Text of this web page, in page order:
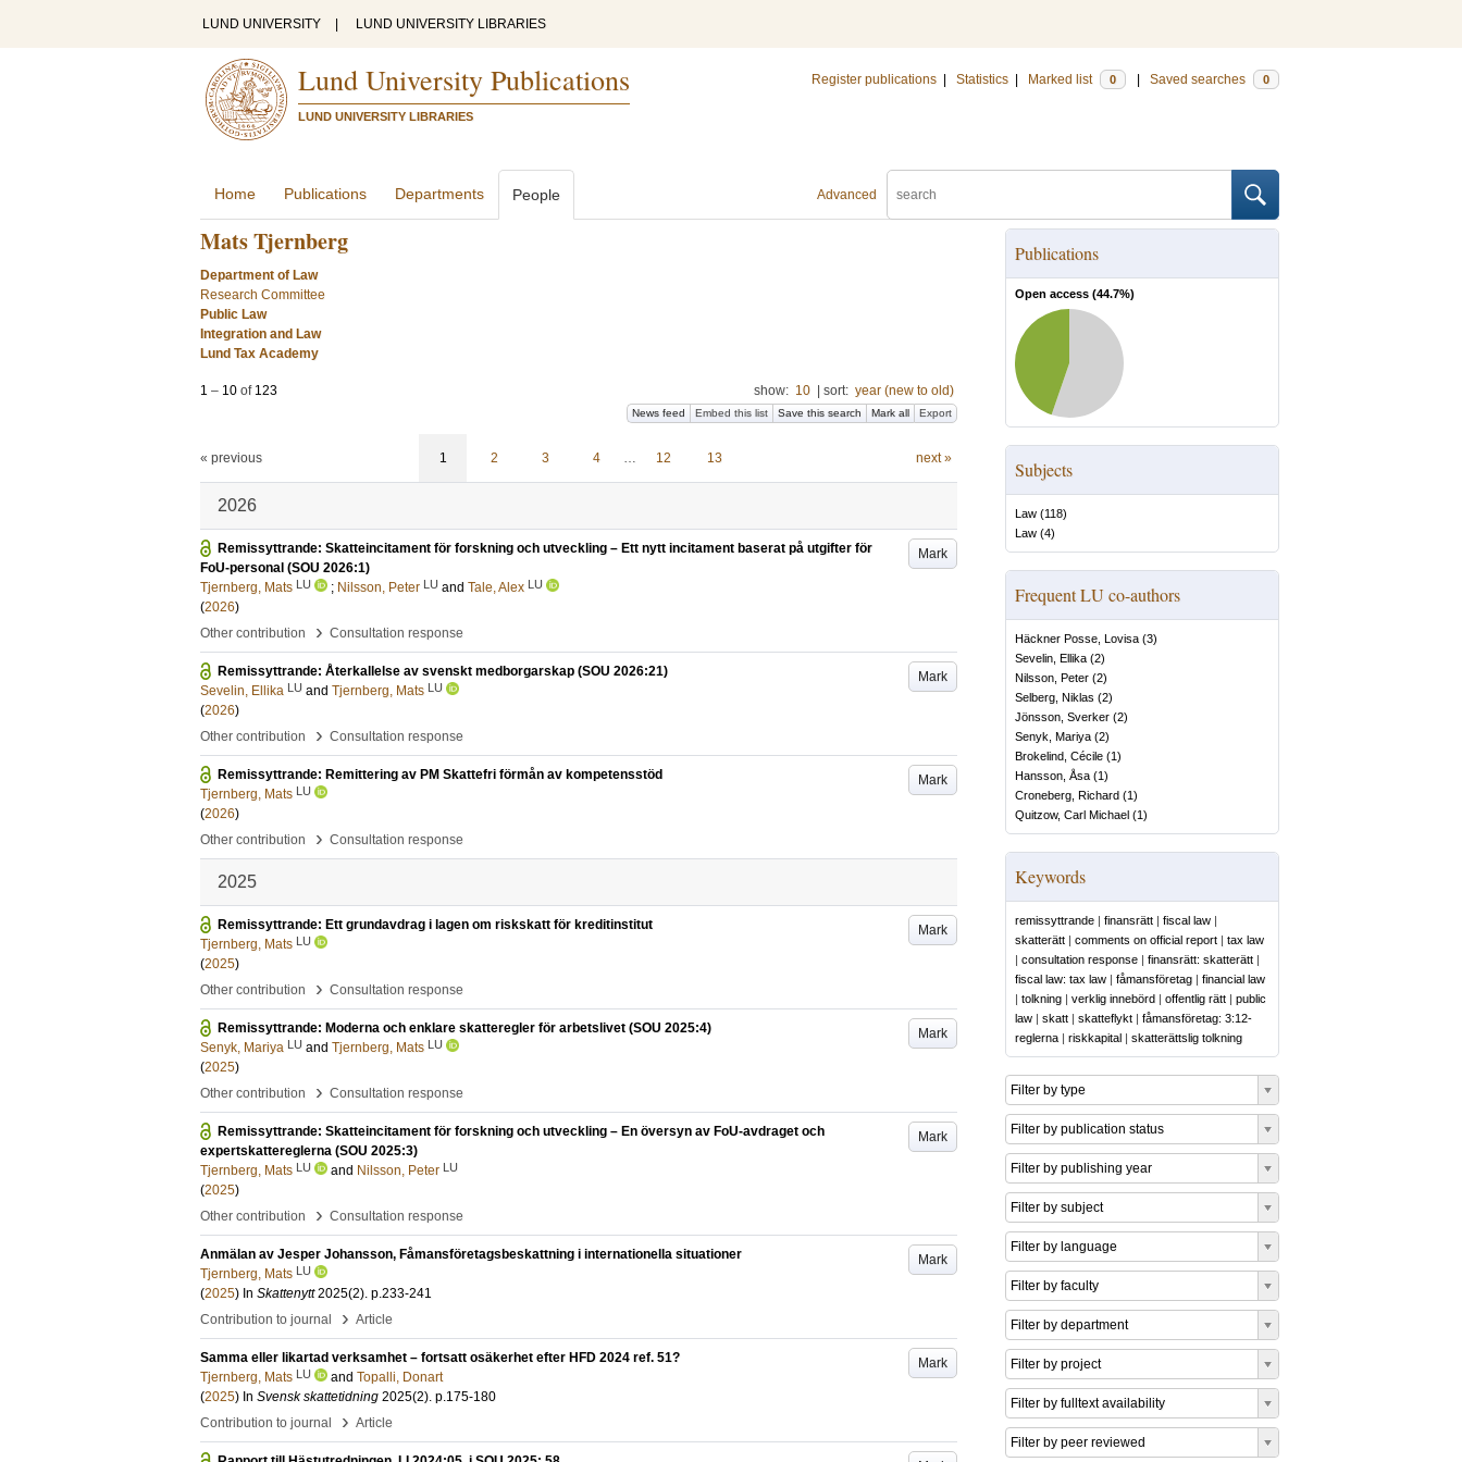
LUND UNIVERSITY LUND UNIVERSITY LIBRARIES
Lund University Publications
LUND UNIVERSITY LIBRARIES
Register publications Statistics Marked list 0 Saved searches 0
Advanced
Home Publications Departments People
Mats Tjernberg
Department of Law
Research Committee
Public Law
Integration and Law
Lund Tax Academy
1 – 10 of 123 show: 10 sort: year (new to old)
News feed Embed this list Save this search Mark all Export
« previous 1 2 3 4 … 12 13 next »
2026
Mark
Remissyttrande: Skatteincitament för forskning och utveckling – Ett nytt incitament baserat på utgifter för
FoU-personal (SOU 2026:1)
Tjernberg, Mats LU ; Nilsson, Peter LU and Tale, Alex LU
(2026)
Other contribution
› Consultation response
Mark
Remissyttrande: Återkallelse av svenskt medborgarskap (SOU 2026:21)
Sevelin, Ellika LU and Tjernberg, Mats LU
(2026)
Other contribution
› Consultation response
Mark
Remissyttrande: Remittering av PM Skattefri förmån av kompetensstöd
Tjernberg, Mats LU
(2026)
Other contribution
› Consultation response
2025
Mark
Remissyttrande: Ett grundavdrag i lagen om riskskatt för kreditinstitut
Tjernberg, Mats LU
(2025)
Other contribution
› Consultation response
Mark
Remissyttrande: Moderna och enklare skatteregler för arbetslivet (SOU 2025:4)
Senyk, Mariya LU and Tjernberg, Mats LU
(2025)
Other contribution
› Consultation response
Mark
Remissyttrande: Skatteincitament för forskning och utveckling – En översyn av FoU-avdraget och
expertskattereglerna (SOU 2025:3)
Tjernberg, Mats LU and Nilsson, Peter LU
(2025)
Other contribution
› Consultation response
Mark
Anmälan av Jesper Johansson, Fåmansföretagsbeskattning i internationella situationer
Tjernberg, Mats LU
(2025) In Skattenytt 2025(2). p.233-241
Contribution to journal
› Article
Mark
Samma eller likartad verksamhet – fortsatt osäkerhet efter HFD 2024 ref. 51?
Tjernberg, Mats LU and Topalli, Donart
(2025) In Svensk skattetidning 2025(2). p.175-180
Contribution to journal
› Article
Publications
Open access (44.7%)
Subjects
Law (118)
Law (4)
Frequent LU co-authors
Häckner Posse, Lovisa (3)
Sevelin, Ellika (2)
Nilsson, Peter (2)
Selberg, Niklas (2)
Jönsson, Sverker (2)
Senyk, Mariya (2)
Brokelind, Cécile (1)
Hansson, Åsa (1)
Croneberg, Richard (1)
Quitzow, Carl Michael (1)
Keywords
remissyttrande | finansrätt | fiscal law |
skatterätt | comments on official report | tax law
| consultation response | finansrätt: skatterätt |
fiscal law: tax law | fåmansföretag | financial law
| tolkning | verklig innebörd | offentlig rätt | public
law | skatt | skatteflykt | fåmansföretag: 3:12-
reglerna | riskkapital | skatterättslig tolkning
Filter by type
Filter by publication status
Filter by publishing year
Filter by subject
Filter by language
Filter by faculty
Filter by department
Filter by project
Filter by fulltext availability
Filter by peer reviewed